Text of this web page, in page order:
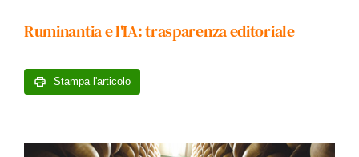
Ruminantia e l'IA: trasparenza editoriale
Stampa l'articolo